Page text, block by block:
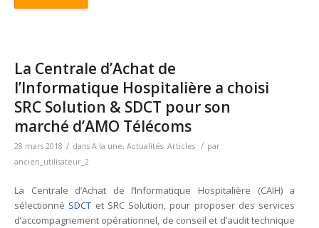
La Centrale d’Achat de
l’Informatique Hospitalière a choisi
SRC Solution & SDCT pour son
marché d’AMO Télécoms
28 mars 2018 / dans A la une, Actualités, Articles / par
ancien_utilisateur_2
La Centrale d’Achat de l’Informatique Hospitalière (CAIH) a
sélectionné SDCT et SRC Solution, pour proposer des services
d’accompagnement opérationnel, de conseil et d’audit technique